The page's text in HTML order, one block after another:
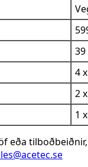
39
4
2
1
eða